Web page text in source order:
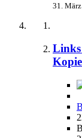
31.
Links